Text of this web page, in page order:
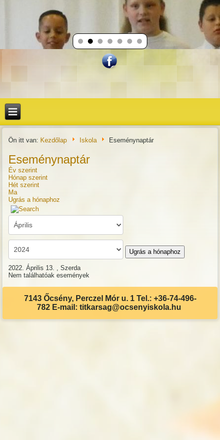
Ön itt van: Kezdőlap Iskola Eseménynaptár
Eseménynaptár
Év szerint
Hónap szerint
Hét szerint
Ma
Ugrás a hónaphoz
Ugrás a hónaphoz
2022. Április 13. , Szerda
Nem találhatóak események
7143 Őcsény, Perczel Mór u. 1 Tel.: +36-74-496-
782 E-mail: titkarsag@ocsenyiskola.hu